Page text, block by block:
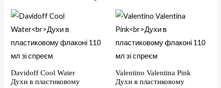
Davidoff Cool Water
Духи в пластиковому
Valentino Valentina Pink
Духи в пластиковому